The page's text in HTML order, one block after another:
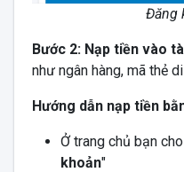
Đăng
Bước 2: Nạp tiền vào
như ngân hàng, mã thẻ
Hướng dẫn nạp tiền
Ở trang chủ bạn
khoản"